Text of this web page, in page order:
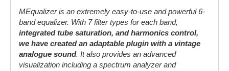
MEqualizer is an extremely easy-to-use and powerful 6-
band equalizer. With 7 filter types for each band,
integrated tube saturation, and harmonics control,
we have created an adaptable plugin with a vintage
analogue sound. It also provides an advanced
visualization including a spectrum analyzer and